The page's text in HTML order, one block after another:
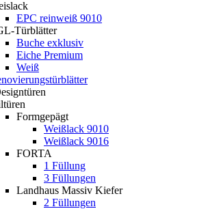
EPC reinweiß 9010
Türblätter
Buche exklusiv
Eiche Premium
Weiß
Formgepägt
Weißlack 9010
Weißlack 9016
FORTA
1 Füllung
3 Füllungen
Landhaus Massiv Kiefer
2 Füllungen